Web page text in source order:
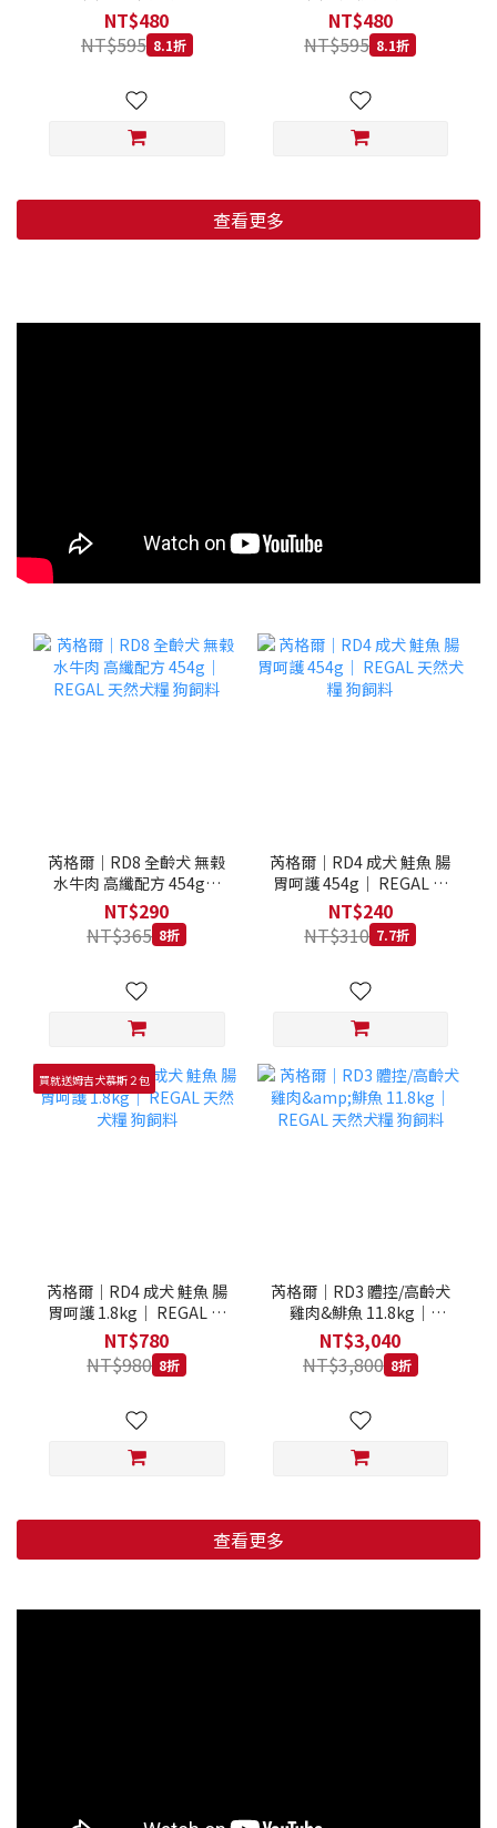
低穀鱈魚甜橙 小顆粒 800G
NT$480
NT$595 8.1折
羊肉藍莓 小顆粒 800G
NT$480
NT$595 8.1折
查看更多
芮格爾｜RD8 全齡犬 無榖
水牛肉 高纖配方 454g｜
REGAL 天然犬糧 狗飼料
NT$290
NT$365 8折
芮格爾｜RD4 成犬 鮭魚 腸
胃呵護 454g｜ REGAL 天
然犬糧 狗飼料
NT$240
NT$310 7.7折
買就送姆吉犬慕斯２包
芮格爾｜RD4 成犬 鮭魚 腸
胃呵護 1.8kg｜ REGAL 天
然犬糧 狗飼料
NT$780
NT$980 8折
芮格爾｜RD3 體控/高齡犬
雞肉&鯡魚 11.8kg｜
REGAL 天然犬糧 狗飼料
NT$3,040
NT$3,800 8折
查看更多